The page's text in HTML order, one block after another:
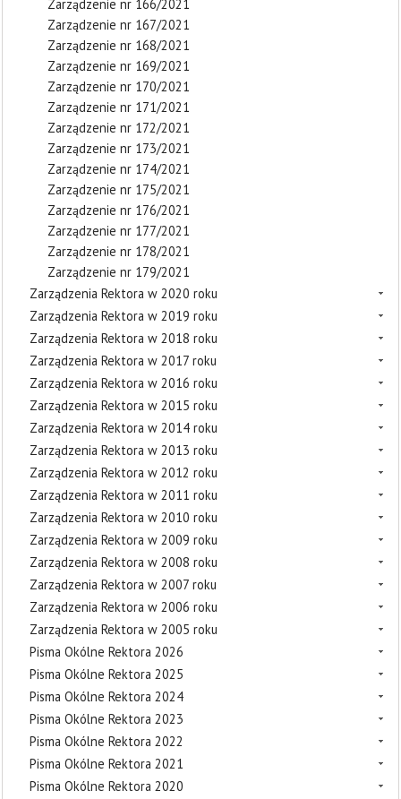
Zarządzenie nr 166/2021
Zarządzenie nr 167/2021
Zarządzenie nr 168/2021
Zarządzenie nr 169/2021
Zarządzenie nr 170/2021
Zarządzenie nr 171/2021
Zarządzenie nr 172/2021
Zarządzenie nr 173/2021
Zarządzenie nr 174/2021
Zarządzenie nr 175/2021
Zarządzenie nr 176/2021
Zarządzenie nr 177/2021
Zarządzenie nr 178/2021
Zarządzenie nr 179/2021
Zarządzenia Rektora w 2020 roku
Zarządzenia Rektora w 2019 roku
Zarządzenia Rektora w 2018 roku
Zarządzenia Rektora w 2017 roku
Zarządzenia Rektora w 2016 roku
Zarządzenia Rektora w 2015 roku
Zarządzenia Rektora w 2014 roku
Zarządzenia Rektora w 2013 roku
Zarządzenia Rektora w 2012 roku
Zarządzenia Rektora w 2011 roku
Zarządzenia Rektora w 2010 roku
Zarządzenia Rektora w 2009 roku
Zarządzenia Rektora w 2008 roku
Zarządzenia Rektora w 2007 roku
Zarządzenia Rektora w 2006 roku
Zarządzenia Rektora w 2005 roku
Pisma Okólne Rektora 2026
Pisma Okólne Rektora 2025
Pisma Okólne Rektora 2024
Pisma Okólne Rektora 2023
Pisma Okólne Rektora 2022
Pisma Okólne Rektora 2021
Pisma Okólne Rektora 2020